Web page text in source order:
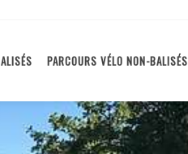
PARCOURS VÉLO NON-BALISÉS